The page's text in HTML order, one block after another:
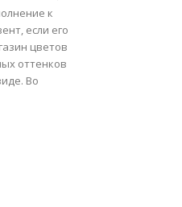
к
если его
цветов
оттенков
Во